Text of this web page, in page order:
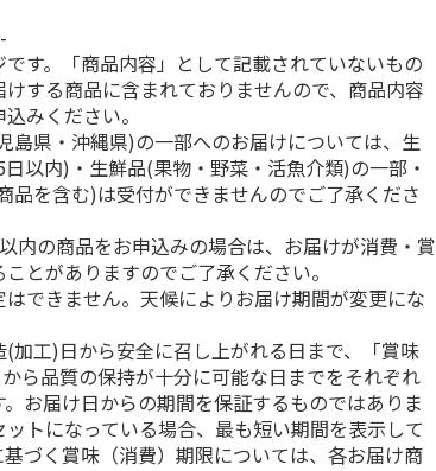
す。「商品内容」として記載されていないもの
する商品に含まれておりませんので、商品内容
みください。
島県・沖縄県)の一部へのお届けについては、生
以内)・生鮮品(果物・野菜・活魚介類)の一部・
品を含む)は受付ができませんのでご了承くださ
内の商品をお申込みの場合は、お届けが消費・賞
とがありますのでご了承ください。
できません。天候によりお届け期間が変更にな
加工)日から安全に召し上がれる日まで、「賞味
ら品質の保持が十分に可能な日までをそれぞれ
お届け日からの期間を保証するものではありま
トになっている場合、最も短い期間を表示して
づく賞味（消費）期限については、各お届け商